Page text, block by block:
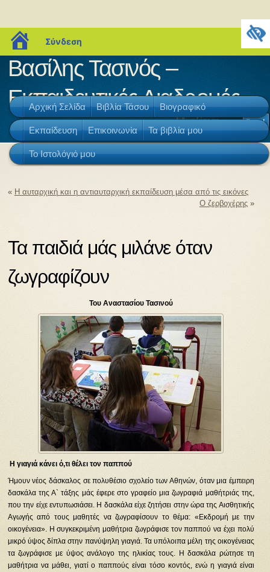
blogs.sch.gr
Σύνδεση
Βασίλης Τασινός –
Εκπαιδευτικές Διαδρομές
Αρχική Σελίδα Βιβλία Τάσου Βιογραφικό
Εκπαίδευση Επικοινωνία Τα βιβλία μου
Το Ιστολόγιό μου
« Η αυταρχική και η αντιαυταρχική εκπαίδευση μέσα από τις εικόνες
Ο ζερβοχέρης»
Τα παιδιά μάς μιλάνε όταν
ζωγραφίζουν
Του Αναστασίου Τασινού
Η γιαγιά κάνει ό,τι θέλει τον παππού
Ήμουν νέος δάσκαλος σε πολυθέσιο σχολείο των Αθηνών, όταν μια έμπειρη
δασκάλα της Α` τάξης μάς έφερε στο γραφείο μια ζωγραφιά μαθήτριάς της,
που την είχε εντυπωσιάσει. Η δασκάλα είχε ζητήσει στην ώρα της Αισθητικής
Αγωγής από τους μαθητές να ζωγραφίσουν το θέμα: «Εκδρομή με την
οικογένεια». Η συγκεκριμένη μαθήτρια ζωγράφισε τον παππού να έχει πολύ
μικρό ύψος δίπλα στην πανύψηλη γιαγιά. Τα υπόλοιπα μέλη της οικογένειας
τα ζωγράφισε με ύψος ανάλογο της ηλικίας τους. Η δασκάλα ρώτησε τη
μαθήτρια να μάθει, γιατί ο παππούς είναι τόσο κοντός, ενώ η γιαγιά είναι